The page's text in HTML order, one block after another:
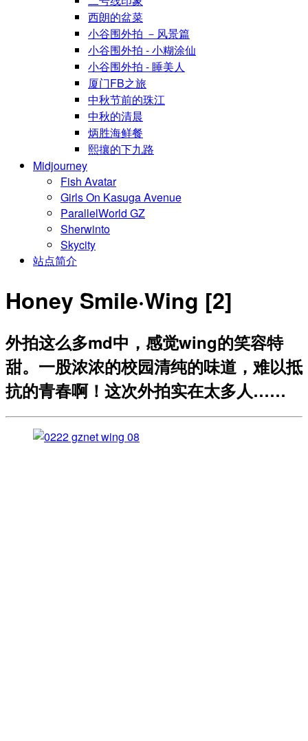
西朗的盆菜
小谷围外拍 －风景篇
小谷围外拍 - 小糊涂仙
小谷围外拍 - 睡美人
厦门FB之旅
中秋节前的珠江
中秋的清晨
炳胜海鲜餐
熙攘的下九路
Midjourney
Fish Avatar
Girls On Kasuga Avenue
ParallelWorld GZ
Sherwinto
Skycity
站点简介
Honey Smile·Wing [2]
外拍这么多md中，感觉wing的笑容特
甜。一股浓浓的校园清纯的味道，难以抵
抗的青春啊！这次外拍实在太多人……